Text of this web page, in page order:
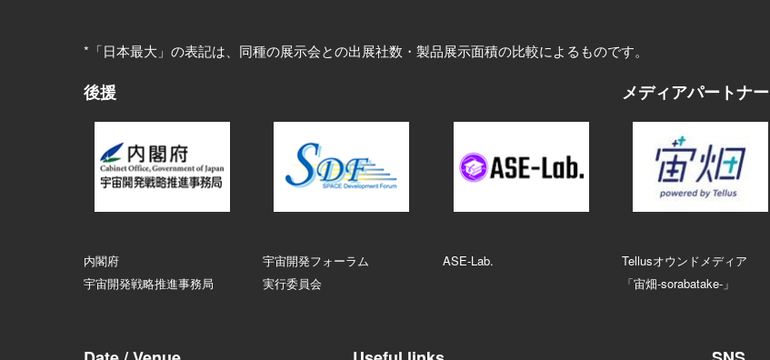
*「日本最大」の表記は、同種の展示会との出展社数・製品展示面積の比較によるものです。
後援
内閣府
宇宙開発戦略推進事務局
宇宙開発フォーラム
実行委員会
ASE‑Lab.
メディアパートナー
Tellusオウンドメディア
「宙畑-sorabatake-」